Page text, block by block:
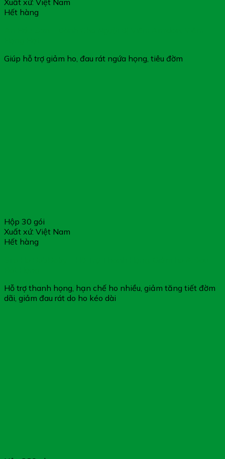
Xuất xứ: Việt Nam
Hết hàng
Giúp hỗ trợ giảm ho, đau rát ngứa họng, tiêu đờm
Hộp 30 gói
Xuất xứ: Việt Nam
Hết hàng
Hỗ trợ thanh họng, hạn chế ho nhiều, giảm tăng tiết đờm
dãi, giảm đau rát do ho kéo dài